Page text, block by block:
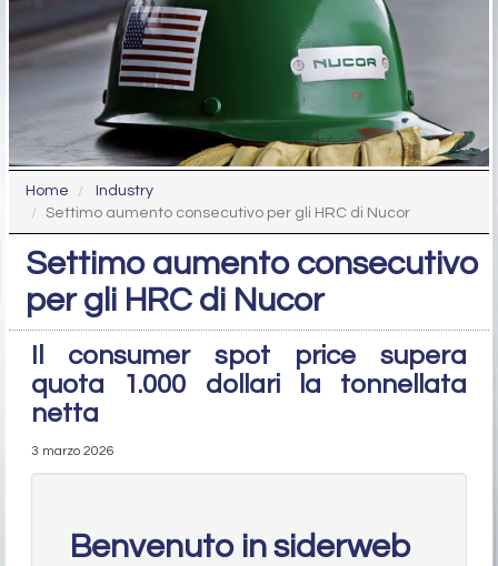
Home
Industry
Settimo aumento consecutivo per gli HRC di Nucor
Settimo aumento consecutivo
per gli HRC di Nucor
Il consumer spot price supera
quota 1.000 dollari la tonnellata
netta
3 marzo 2026
Benvenuto in siderweb